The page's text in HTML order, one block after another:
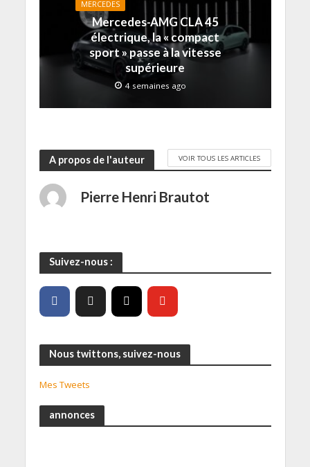
e
) e
)
MERCEDES
Mercedes-AMG CLA 45
électrique, la « compact
sport » passe à la vitesse
supérieure
4 semaines ago
A propos de l'auteur VOIR TOUS LES ARTICLES
Pierre Henri Brautot
Suivez-nous :
Nous twittons, suivez-nous
Mes Tweets
annonces